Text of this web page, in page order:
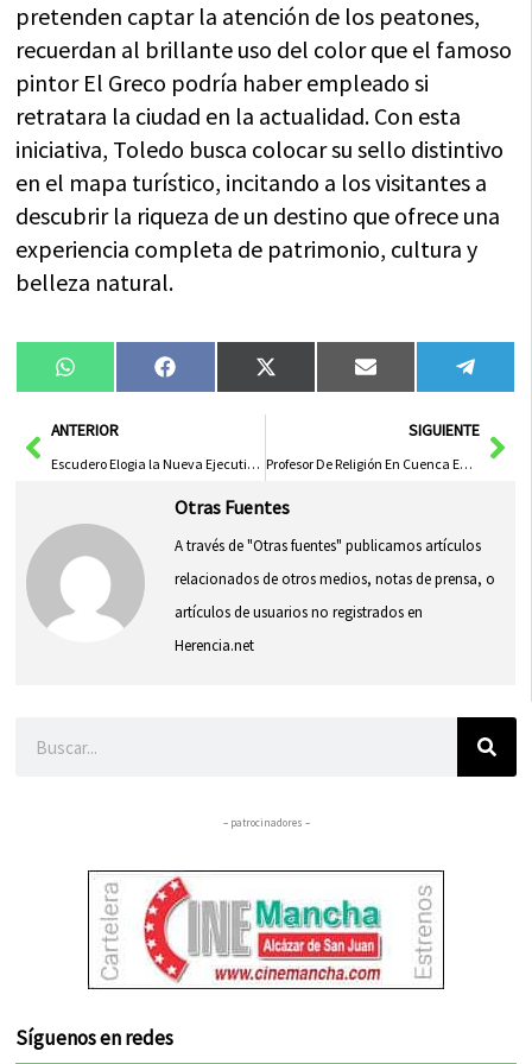
pretenden captar la atención de los peatones,
recuerdan al brillante uso del color que el famoso
pintor El Greco podría haber empleado si
retratara la ciudad en la actualidad. Con esta
iniciativa, Toledo busca colocar su sello distintivo
en el mapa turístico, incitando a los visitantes a
descubrir la riqueza de un destino que ofrece una
experiencia completa de patrimonio, cultura y
belleza natural.
Compartir
en
WhatsAppCompartir
en
FacebookCompartir
en
X
(Twitter)
Compartir
en
Email
en
AntANTERIOR
Escudero Elogia la Nueva Ejecutiva Regional del PSOE como un Avance Significativo
SIGUIENTE
Profesor De Religión En Cuenca Enfrenta Juicio Por Agresión Sexual A Menor
Otras Fuentes
A través de "Otras fuentes" publicamos artículos
relacionados de otros medios, notas de prensa, o
artículos de usuarios no registrados en
Herencia.net
– patrocinadores –
Síguenos en redes